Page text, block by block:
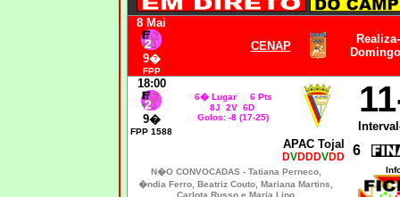
8 Mai
9�
FPP
CENAP
18:00
9�
FPP 1588
6� Lugar 6 Pts
8J 2V 6D
Golos: -8 (17-25)
APAC Tojal
DVDDDVDD 6
N�O CONVOCADAS - Tatiana Perneco,
�ndia Ferro, Beatriz Couto, Mariana Martins
Carlota Russo e Maria Lino